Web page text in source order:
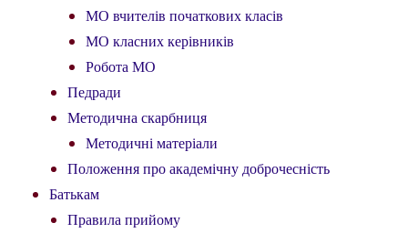
МО вчителів початкових класів
МО класних керівників
Робота МО
Педради
Методична скарбниця
Методичні матеріали
Положення про академічну доброчесність
Батькам
Правила прийому